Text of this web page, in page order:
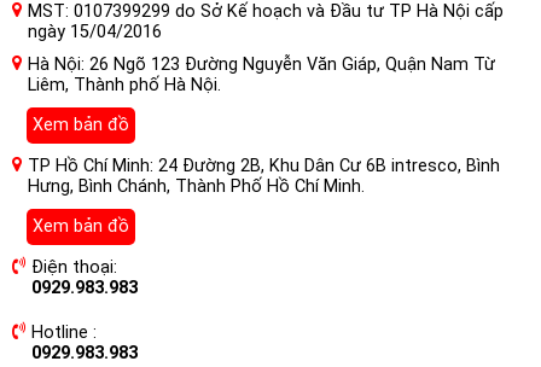
MST: 0107399299 do Sở Kế hoạch và Đầu tư TP Hà Nội cấp
ngày 15/04/2016
Hà Nội: 26 Ngõ 123 Đường Nguyễn Văn Giáp, Quận Nam Từ
Liêm, Thành phố Hà Nội.
Xem bản đồ
TP Hồ Chí Minh: 24 Đường 2B, Khu Dân Cư 6B intresco, Bình
Hưng, Bình Chánh, Thành Phố Hồ Chí Minh.
Xem bản đồ
Điện thoại:
0929.983.983
Hotline :
0929.983.983